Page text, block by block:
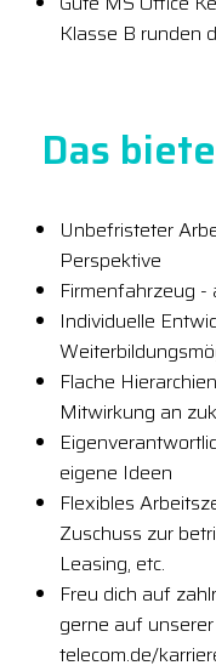
Klasse B runden
Das
Unbefristeter
Perspektive
Firmenfahrzeug
Individuelle
Flache
Mitwirkung an
eigene Ideen
Flexibles
Zuschuss zur
Leasing, etc.
Freu dich auf
gerne auf
telecom.de/